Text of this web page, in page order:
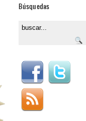
Búsquedas